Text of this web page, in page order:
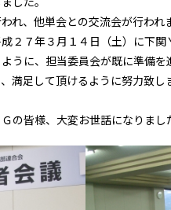
れ、他単会との交流会が行われ
２７年３月１４日（土）に下関
うに、担当委員会が既に準備を
満足して頂けるように努力致し
の皆様、大変お世話になりまし